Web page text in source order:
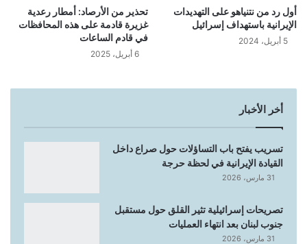
أول رد من نتنياهو على التهديدات
الإيرانية باستهداف إسرائيل
5 أبريل، 2024
تحذير من الأرصاد: أمطار رعدية
غزيرة قادمة على هذه المحافظات
في قادم الساعات
6 أبريل، 2025
أخر الأخبار
تسريب يفتح باب التساؤلات حول صراع داخل
القيادة الإيرانية في لحظة حرجة
31 مارس، 2026
تصريحات إسرائيلية تثير القلق حول مستقبل
جنوب لبنان بعد انتهاء العمليات
31 مارس، 2026